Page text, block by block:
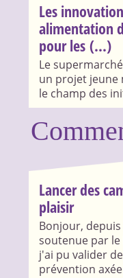
Les
alimentation
pour les (...)
Le
un projet jeune
le champ des
Lancer des
plaisir
Bonjour,
soutenue par le
j'ai pu valider
prévention